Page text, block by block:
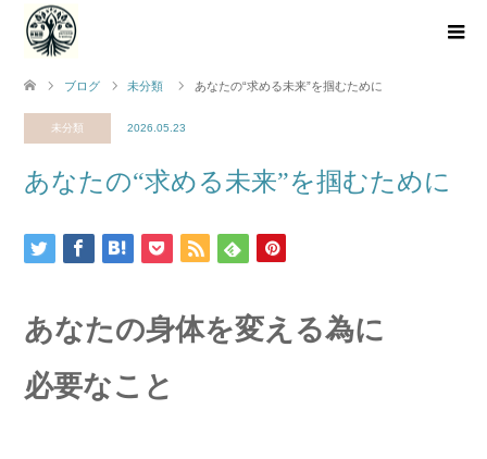
ブログ 未分類 あなたの“求める未来”を掴むために
未分類 2026.05.23
あなたの“求める未来”を掴むために
あなたの身体を変える為に
必要なこと